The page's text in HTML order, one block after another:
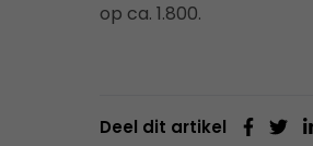
op ca. 1.800.
Deel dit artikel